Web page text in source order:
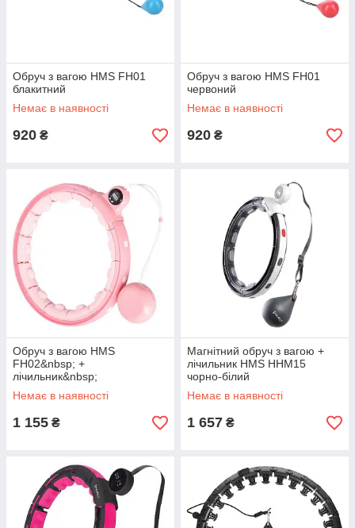
Обруч з вагою HMS FH01
блакитний
Немає в наявності
920 ₴
Обруч з вагою HMS FH01
червоний
Немає в наявності
920 ₴
Обруч з вагою HMS
FH02&nbsp; +
лічильник&nbsp;
Немає в наявності
1 155 ₴
Магнітний обруч з вагою +
лічильник HMS HHM15
чорно-білий
Немає в наявності
1 657 ₴